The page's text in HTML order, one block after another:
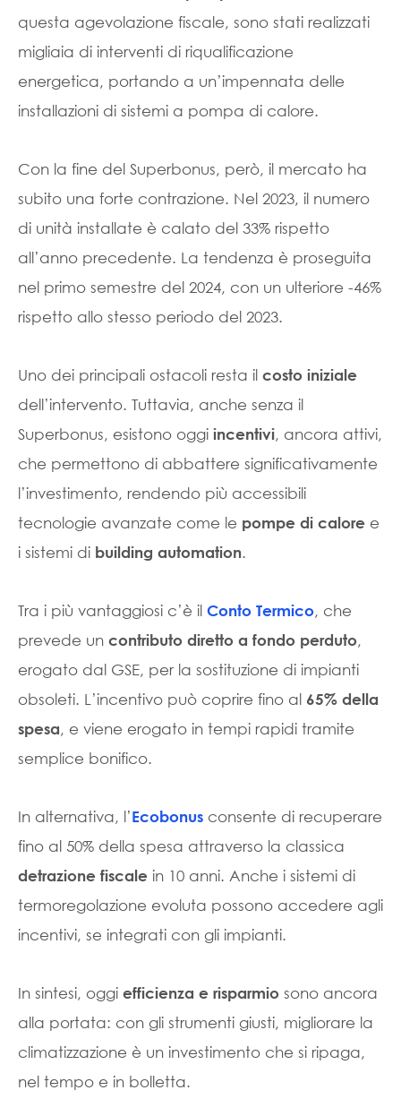
questa agevolazione fiscale, sono stati realizzati
migliaia di interventi di riqualificazione
energetica, portando a un’impennata delle
installazioni di sistemi a pompa di calore.
Con la fine del Superbonus, però, il mercato ha
subito una forte contrazione. Nel 2023, il numero
di unità installate è calato del 33% rispetto
all’anno precedente. La tendenza è proseguita
nel primo semestre del 2024, con un ulteriore -46%
rispetto allo stesso periodo del 2023.
Uno dei principali ostacoli resta il costo iniziale
dell’intervento. Tuttavia, anche senza il
Superbonus, esistono oggi incentivi, ancora attivi,
che permettono di abbattere significativamente
l’investimento, rendendo più accessibili
tecnologie avanzate come le pompe di calore e
i sistemi di building automation.
Tra i più vantaggiosi c’è il Conto Termico, che
prevede un contributo diretto a fondo perduto,
erogato dal GSE, per la sostituzione di impianti
obsoleti. L’incentivo può coprire fino al 65% della
spesa, e viene erogato in tempi rapidi tramite
semplice bonifico.
In alternativa, l’Ecobonus consente di recuperare
fino al 50% della spesa attraverso la classica
detrazione fiscale in 10 anni. Anche i sistemi di
termoregolazione evoluta possono accedere agli
incentivi, se integrati con gli impianti.
In sintesi, oggi efficienza e risparmio sono ancora
alla portata: con gli strumenti giusti, migliorare la
climatizzazione è un investimento che si ripaga,
nel tempo e in bolletta.